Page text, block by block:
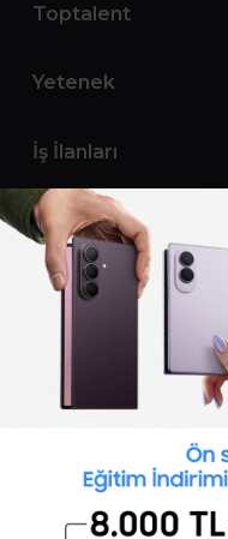
Toptalent
Yetenek
İş İlanları
Sertifika Programları
Yetenek Testleri